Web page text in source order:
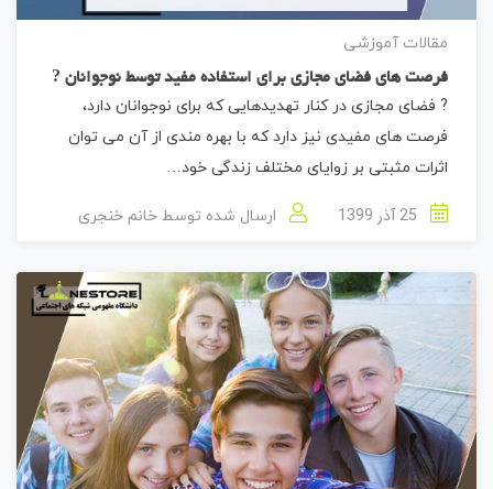
مقالات آموزشی
فرصت های فضای مجازی برای استفاده مفید توسط نوجوانان ?
? فضای مجازی در کنار تهدیدهایی که برای نوجوانان دارد،
فرصت های مفیدی نیز دارد که با بهره مندی از آن می توان
اثرات مثبتی بر زوایای مختلف زندگی خود…
ارسال شده توسط خانم خنجری